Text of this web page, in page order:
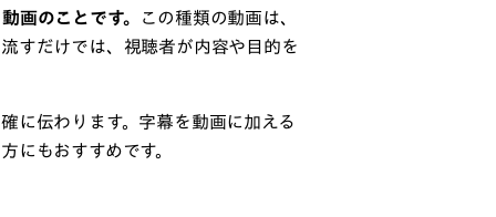
画のことです。
この種類の動画は、
すだけでは、視聴者が内容や目的を
に伝わります。字幕を動画に加える
にもおすすめです。